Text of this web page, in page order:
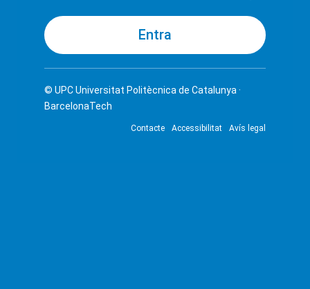
© UPCUniversitat Politècnica de Catalunya ·
BarcelonaTech
Contacte Accessibilitat Avís legal